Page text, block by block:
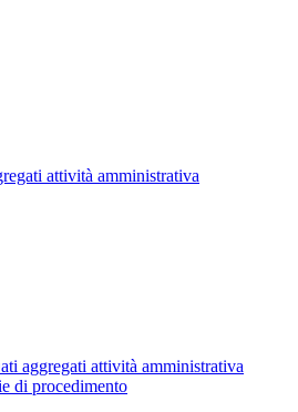
attività amministrativa
aggregati attività amministrativa
di procedimento